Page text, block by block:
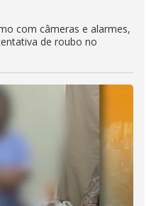
com câmeras e alarmes,
de roubo no